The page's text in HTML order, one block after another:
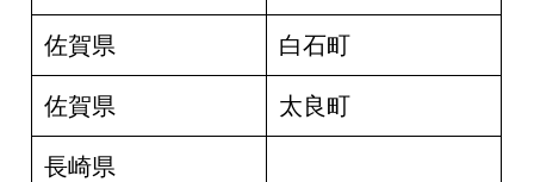
佐賀県 白石町
佐賀県 太良町
長崎県